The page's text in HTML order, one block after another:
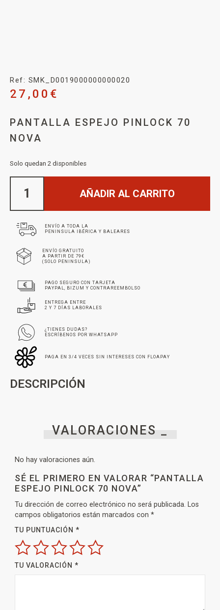
Ref: SMK_D0019000000000020
27,00 €
PANTALLA ESPEJO PINLOCK 70
NOVA
Solo quedan 2 disponibles
AÑADIR AL CARRITO
ENVÍO A TODA LA
PENINSULA IBÉRICA Y BALEARES
ENVÍO GRATUITO
A PARTIR DE 79€
(SOLO PENINSULA)
PAGO SEGURO CON TARJETA
PAYPAL, BIZUM Y CONTRAREEMBOLSO
ENTREGA ENTRE
2 Y 7 DÍAS LABORALES
¿TIENES DUDAS?
ESCRÍBENOS POR WHATSAPP
PAGA EN 3/4 VECES SIN INTERESES CON FLOAPAY
DESCRIPCIÓN
VALORACIONES _
No hay valoraciones aún.
SÉ EL PRIMERO EN VALORAR “PANTALLA
ESPEJO PINLOCK 70 NOVA”
Tu dirección de correo electrónico no será publicada. Los
campos obligatorios están marcados con *
TU PUNTUACIÓN *
TU VALORACIÓN *